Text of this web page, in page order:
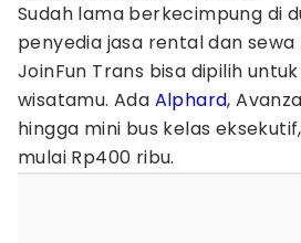
Sudah lama berkecimpung di
penyedia jasa rental dan sewa
JoinFun Trans bisa dipilih
wisatamu. Ada Alphard,
hingga mini bus kelas
mulai Rp400 ribu.